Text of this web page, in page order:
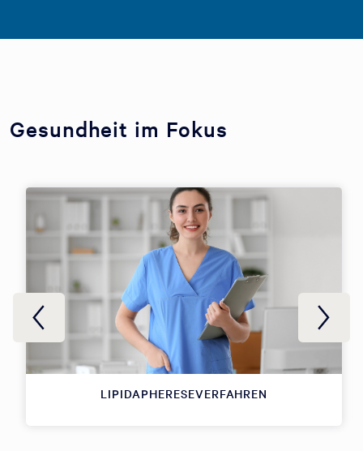
Gesundheit im Fokus
LIPIDAPHERESEVERFAHREN